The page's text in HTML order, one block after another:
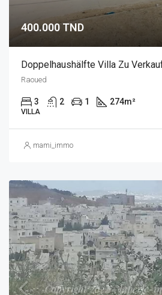
400.000 TND
Doppelhaushälfte Villa Zu
Raoued
3 2 1 274m²
VILLA
mami_immo